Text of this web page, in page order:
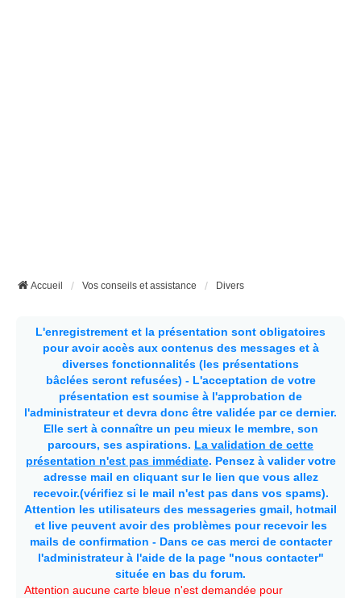
Accueil Vos conseils et assistance Divers
L'enregistrement et la présentation sont obligatoires
pour avoir accès aux contenus des messages et à
diverses fonctionnalités (les présentations
bâclées seront refusées) - L'acceptation de votre
présentation est soumise à l'approbation de
l'administrateur et devra donc être validée par ce dernier.
Elle sert à connaître un peu mieux le membre, son
parcours, ses aspirations. La validation de cette
présentation n'est pas immédiate. Pensez à valider votre
adresse mail en cliquant sur le lien que vous allez
recevoir.(vérifiez si le mail n'est pas dans vos spams).
Attention les utilisateurs des messageries gmail, hotmail
et live peuvent avoir des problèmes pour recevoir les
mails de confirmation - Dans ce cas merci de contacter
l'administrateur à l'aide de la page "nous contacter"
située en bas du forum.
Attention aucune carte bleue n'est demandée pour